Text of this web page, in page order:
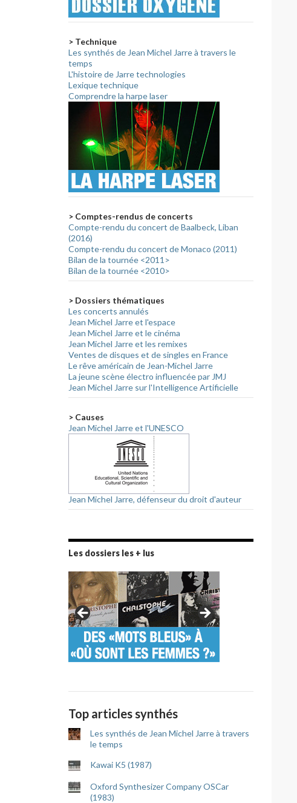
> Technique
Les synthés de Jean Michel Jarre à travers le
temps
L'histoire de Jarre technologies
Lexique technique
Comprendre la harpe laser
> Comptes-rendus de concerts
Compte-rendu du concert de Baalbeck, Liban
(2016)
Compte-rendu du concert de Monaco (2011)
Bilan de la tournée <2011>
Bilan de la tournée <2010>
> Dossiers thématiques
Les concerts annulés
Jean Michel Jarre et l'espace
Jean Michel Jarre et le cinéma
Jean Michel Jarre et les remixes
Ventes de disques et de singles en France
Le rêve américain de Jean-Michel Jarre
La jeune scène électro influencée par JMJ
Jean Michel Jarre sur l'Intelligence Artificielle
> Causes
Jean Michel Jarre et l'UNESCO
Jean Michel Jarre, défenseur du droit d'auteur
Les dossiers les + lus
Top articles synthés
Les synthés de Jean Michel Jarre à travers
le temps
Kawai K5 (1987)
Oxford Synthesizer Company OSCar
(1983)